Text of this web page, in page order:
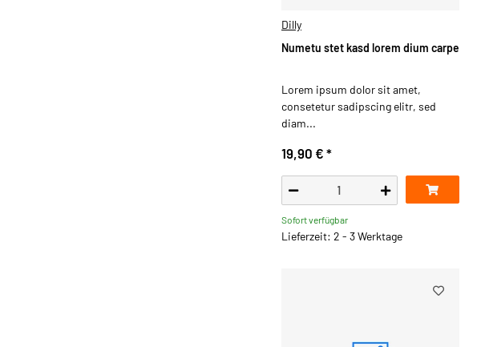
Dilly
Numetu stet kasd lorem dium carpe
Lorem ipsum dolor sit amet,
consetetur sadipscing elitr, sed
diam...
19,90 € *
Sofort verfügbar
Lieferzeit: 2 - 3 Werktage